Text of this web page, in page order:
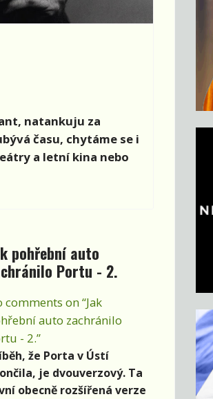
natankuju za
času, chytáme se i
a letní kina nebo
pohřební auto
Portu - 2.
comments on “Jak
auto zachránilo
- 2.”
že Porta v Ústí
je dvouverzový. Ta
obecně rozšířená verze